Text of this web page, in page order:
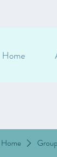
Home
Home